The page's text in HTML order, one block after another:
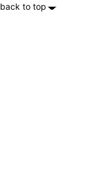
back to top